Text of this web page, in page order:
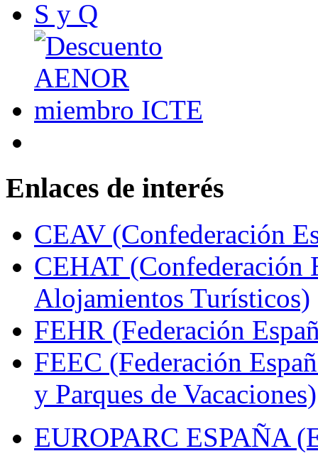
Enlaces de interés
CEAV (Confederación
CEHAT (Confederación
Alojamientos Turísticos)
FEHR (Federación
FEEC (Federación
y Parques de Vacaciones)
EUROPARC ESPAÑA